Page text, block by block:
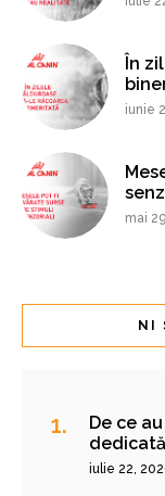
În
iunie
mai
NI
De ce
iulie 22,